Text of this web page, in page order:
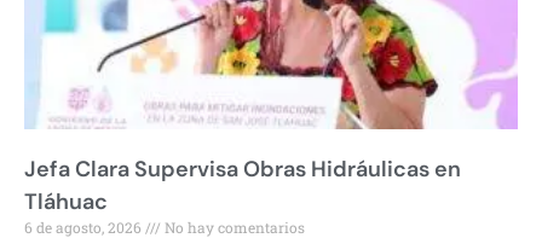
Jefa Clara Supervisa Obras Hidráulicas en
Tláhuac
6 de agosto, 2026 No hay comentarios